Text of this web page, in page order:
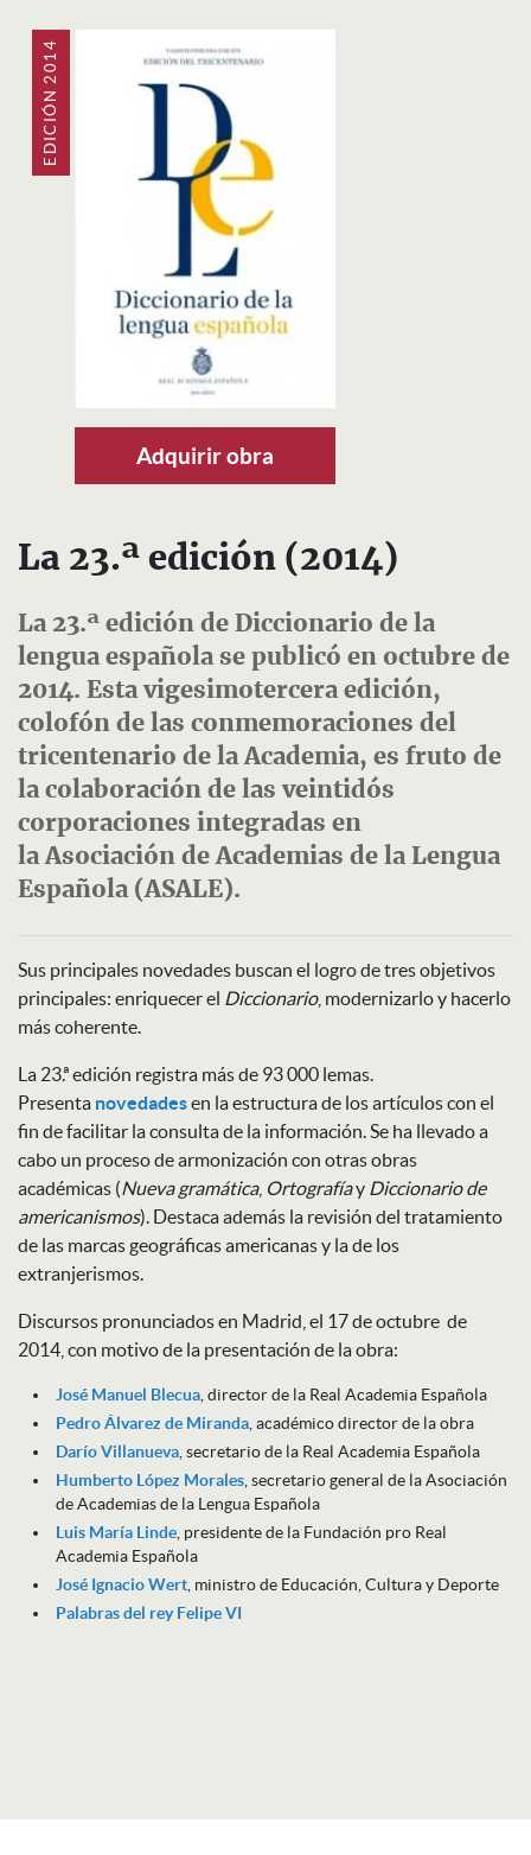
EDICIÓN 2014
Adquirir obra
La 23.ª edición (2014)
La 23.ª edición de Diccionario de la
lengua española se publicó en octubre de
2014. Esta vigesimotercera edición,
colofón de las conmemoraciones del
tricentenario de la Academia, es fruto de
la colaboración de las veintidós
corporaciones integradas en
la Asociación de Academias de la Lengua
Española (ASALE).
Sus principales novedades buscan el logro de tres objetivos
principales: enriquecer el Diccionario, modernizarlo y hacerlo
más coherente.
La 23.ª edición registra más de 93 000 lemas.
Presenta novedadesen la estructura de los artículos con el
fin de facilitar la consulta de la información. Se ha llevado a
cabo un proceso de armonización con otras obras
académicas (Nueva gramática, Ortografíay Diccionario de
americanismos). Destaca además la revisión del tratamiento
de las marcas geográficas americanas y la de los
extranjerismos.
Discursos pronunciados en Madrid, el 17 de octubre de
2014, con motivo de la presentación de la obra:
José Manuel Blecua , director de la Real Academia Española
Pedro Álvarez de Miranda , académico director de la obra
Darío Villanueva , secretario de la Real Academia Española
Humberto López Morales , secretario general de la Asociación
de Academias de la Lengua Española
Luis María Linde , presidente de la Fundación pro Real
Academia Española
José Ignacio Wert , ministro de Educación, Cultura y Deporte
Palabras del rey Felipe VI